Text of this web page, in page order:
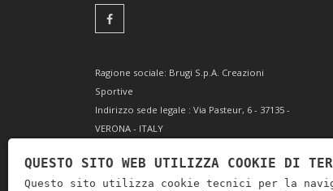
Ragione sociale: Brugi S.p.A. Creazioni
Sportive
Indirizzo sede legale : Via Pasteur, 6 - 37135 -
VERONA - ITALY
Codice Fiscale e Iscrizione Reg. Impr. Verona
0051416 024 1
QUESTO SITO WEB UTILIZZA COOKIE DI
Questo sito utilizza cookie tecnici per la